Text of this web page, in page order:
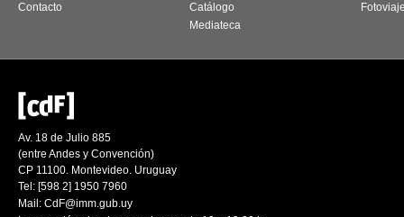
Contacto
Catálogo
Mediateca
Av. 18 de Julio 885
(entre Andes y Convención)
CP 11100. Montevideo. Uruguay
Tel: [598 2] 1950 7960
Mail: CdF@imm.gub.uy